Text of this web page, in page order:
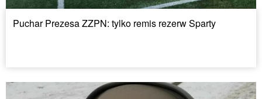
Puchar Prezesa ZZPN: tylko remis rezerw Sparty